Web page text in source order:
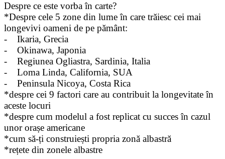
Despre ce este vorba în carte?
*Despre cele 5 zone din lume în care trăiesc cei mai
longevivi oameni de pe pământ:
- Ikaria, Grecia
- Okinawa, Japonia
- Regiunea Ogliastra, Sardinia, Italia
- Loma Linda, California, SUA
- Peninsula Nicoya, Costa Rica
*despre cei 9 factori care au contribuit la longevitate în
aceste locuri
*despre cum modelul a fost replicat cu succes în cazul
unor orașe americane
*cum să-ți construiești propria zonă albastră
*rețete din zonele albastre